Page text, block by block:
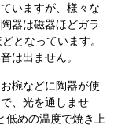
いますが、様々な
器は磁器ほどガラ
となっています。
は出ません。
椀などに陶器が使
、光を通しませ
低めの温度で焼き上